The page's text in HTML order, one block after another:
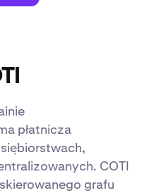
płatnicza
COTI
grafu